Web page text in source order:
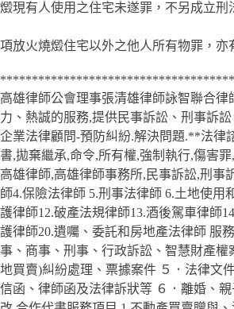
燬現有人使用之住宅未遂罪，不另成立刑
項放火燒燬住宅以外之他人所有物罪，亦
高雄律師公會理事張清雄律師詠智聯合
力、熱誠的服務,提供民事訴訟、刑事訴
企業法律顧問-預防糾紛.解決問題.**法律
書,拋棄繼承,命令,所有權,強制執行,傷害
高雄律師,高雄律師事務所,民事訴訟,刑事
師4.保險法律師 5.刑事法律師 6.土地使用
護律師12.破產法規律師13.酒後駕車律師
護律師20.遺囑、委託和房地產法律師 服
事、商事、刑事、行政訴訟、智慧財產
地買賣)糾紛處理、票據案件 ５．法律文
信函、律師函及法律訴狀等 ６．離婚、